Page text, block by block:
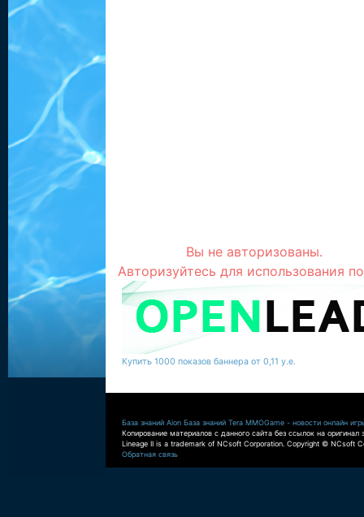
Вы не авторизованы.
Авторизуйтесь для использования
Купить 1000 показов баннера от 0,11 у.е.
База знаний Aion База знаний Tera MMOGame - новости онлайн
Копирование материалов с данного сайта без ссылок на оригинал
Lineage II is a trademark of NCsoft Corporation. Copyright © NCsoft
Обратная связь